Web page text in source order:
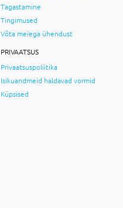
Tagastamine
Tingimused
Võta meiega ühendust
PRIVAATSUS
Privaatsuspoliitika
Isikuandmeid haldavad vormid
Küpsised